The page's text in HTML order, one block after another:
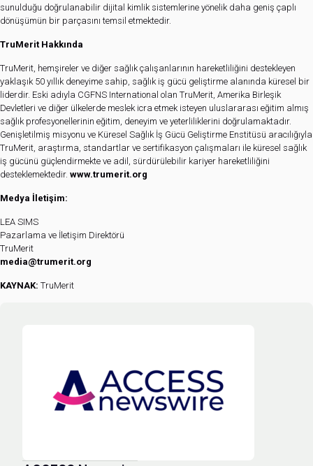
sunulduğu doğrulanabilir dijital kimlik sistemlerine yönelik daha geniş çaplı
dönüşümün bir parçasını temsil etmektedir.
TruMerit Hakkında
TruMerit, hemşireler ve diğer sağlık çalışanlarının hareketliliğini destekleyen
yaklaşık 50 yıllık deneyime sahip, sağlık iş gücü geliştirme alanında küresel bir
liderdir. Eski adıyla CGFNS International olan TruMerit, Amerika Birleşik
Devletleri ve diğer ülkelerde meslek icra etmek isteyen uluslararası eğitim almış
sağlık profesyonellerinin eğitim, deneyim ve yeterliliklerini doğrulamaktadır.
Genişletilmiş misyonu ve Küresel Sağlık İş Gücü Geliştirme Enstitüsü aracılığıyla
TruMerit, araştırma, standartlar ve sertifikasyon çalışmaları ile küresel sağlık
iş gücünü güçlendirmekte ve adil, sürdürülebilir kariyer hareketliliğini
desteklemektedir. www.trumerit.org
Medya İletişim:
LEA SIMS
Pazarlama ve İletişim Direktörü
TruMerit
media@trumerit.org
KAYNAK: TruMerit